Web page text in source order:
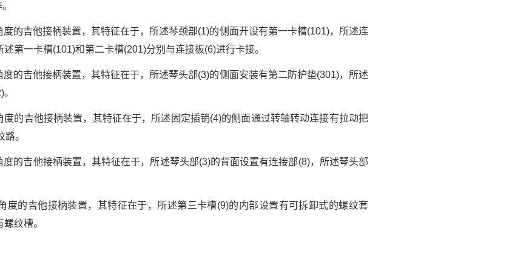
的吉他接柄装置，其特征在于，所述琴颈部(1)的侧面开设有第一卡槽(101)，所述连
第一卡槽(101)和第二卡槽(201)分别与连接板(6)进行卡接。
的吉他接柄装置，其特征在于，所述琴头部(3)的侧面安装有第二防护垫(301)，所述
的吉他接柄装置，其特征在于，所述固定插销(4)的侧面通过转轴转动连接有拉动把
。
的吉他接柄装置，其特征在于，所述琴头部(3)的背面设置有连接部(8)，所述琴头部
度的吉他接柄装置，其特征在于，所述第三卡槽(9)的内部设置有可拆卸式的螺纹套
纹槽。